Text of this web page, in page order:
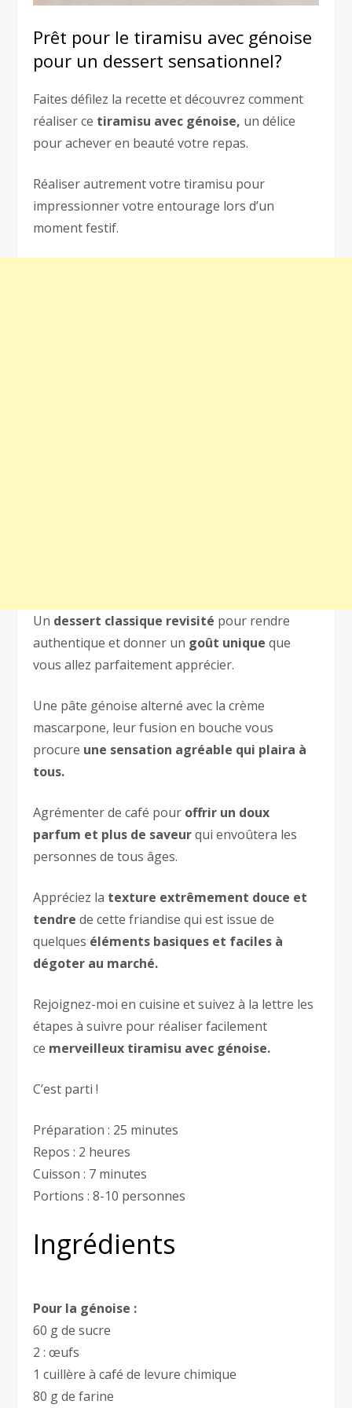
Prêt pour le tiramisu avec génoise
pour un dessert sensationnel?
Faites défilez la recette et découvrez comment
réaliser ce tiramisu avec génoise, un délice
pour achever en beauté votre repas.
Réaliser autrement votre tiramisu pour
impressionner votre entourage lors d’un
moment festif.
Un dessert classique revisité pour rendre
authentique et donner un goût unique que
vous allez parfaitement apprécier.
Une pâte génoise alterné avec la crème
mascarpone, leur fusion en bouche vous
procure une sensation agréable qui plaira à
tous.
Agrémenter de café pour offrir un doux
parfum et plus de saveurqui envoûtera les
personnes de tous âges.
Appréciez la texture extrêmement douce et
tendre de cette friandise qui est issue de
quelques éléments basiques et faciles à
dégoter au marché.
Rejoignez-moi en cuisine et suivez à la lettre les
étapes à suivre pour réaliser facilement
ce merveilleux tiramisu avec génoise.
C’est parti !
Préparation : 25 minutes
Repos : 2 heures
Cuisson : 7 minutes
Portions : 8-10 personnes
Ingrédients
Pour la génoise :
60 g de sucre
2 : œufs
1 cuillère à café de levure chimique
80 g de farine